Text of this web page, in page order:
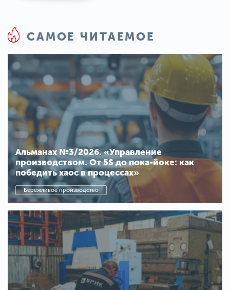
САМОЕ ЧИТАЕМОЕ
Альманах №3/2026. «Управление
производством. От 5S до пока-йоке: как
победить хаос в процессах»
Бережливое производство